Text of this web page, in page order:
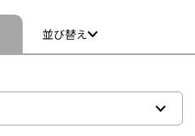
パーカッション
並び替え